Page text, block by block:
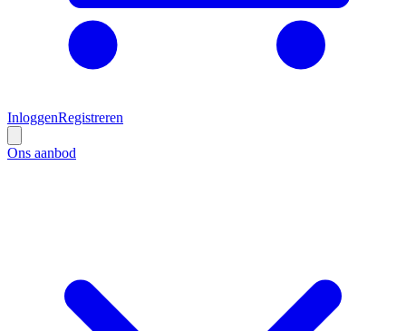
InloggenRegistreren
Ons aanbod